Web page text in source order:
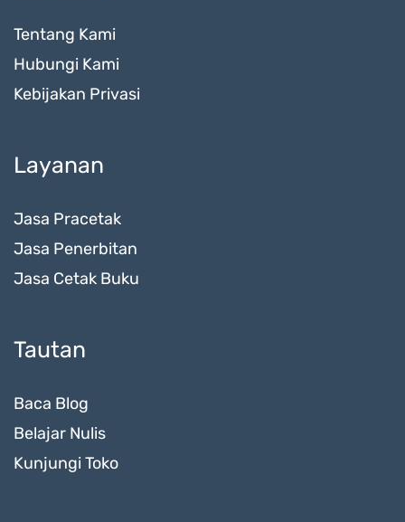
Tentang Kami
Hubungi Kami
Kebijakan Privasi
Layanan
Jasa Pracetak
Jasa Penerbitan
Jasa Cetak Buku
Tautan
Baca Blog
Belajar Nulis
Kunjungi Toko